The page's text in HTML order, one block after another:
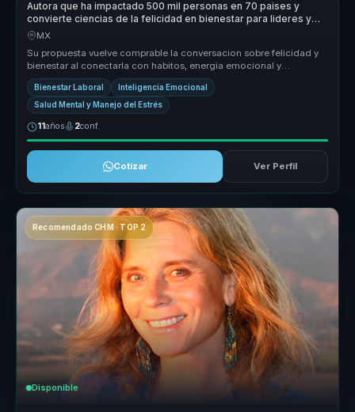
Autora que ha impactado 500 mil personas en 70 paises y
convierte ciencias de la felicidad en bienestar para lideres y
equipos.
MX
Su propuesta vuelve comprable la conversacion sobre felicidad y
bienestar al conectarla con habitos, energia emocional y
sostenibilidad d...
Bienestar Laboral Inteligencia Emocional
Salud Mental y Manejo del Estrés
11años 2conf.
Cotizar Ver Perfil
Recomendado CHM · TOP 2
Disponible